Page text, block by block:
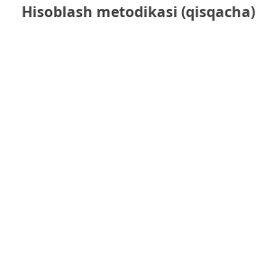
Hisoblash metodikasi (qisqacha)